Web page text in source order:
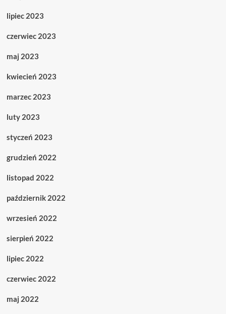
lipiec 2023
czerwiec 2023
maj 2023
kwiecień 2023
marzec 2023
luty 2023
styczeń 2023
grudzień 2022
listopad 2022
październik 2022
wrzesień 2022
sierpień 2022
lipiec 2022
czerwiec 2022
maj 2022